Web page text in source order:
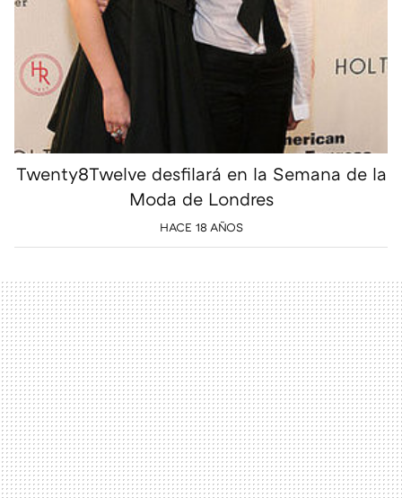
Twenty8Twelve desfilará en la Semana de la
Moda de Londres
HACE 18 AÑOS